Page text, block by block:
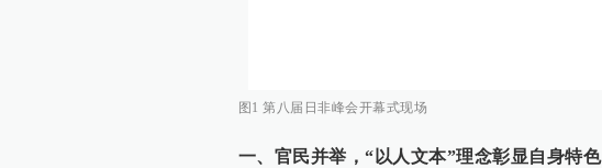
图1 第八届日非峰会开幕式现场
一、官民并举，“以人文本”理念彰显自身特色